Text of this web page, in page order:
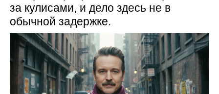
за кулисами, и дело здесь не в
обычной задержке.